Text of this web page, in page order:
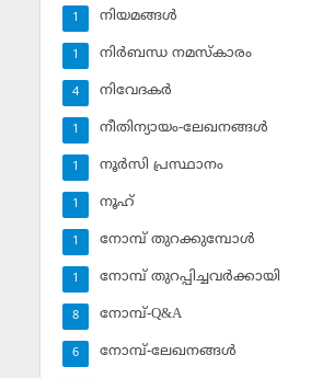
നിയമങ്ങള്‍
1
നിര്‍ബന്ധ നമസ്‌കാരം
1
നിവേദകര്‍
4
നീതിന്യായം-ലേഖനങ്ങള്‍
1
നൂര്‍സി പ്രസ്ഥാനം
1
നൂഹ്‌
1
നോമ്പ് തുറക്കുമ്പോള്‍
1
നോമ്പ് തുറപ്പിച്ചവര്‍ക്കായി
1
നോമ്പ്-Q&A
8
നോമ്പ്-ലേഖനങ്ങള്‍
6